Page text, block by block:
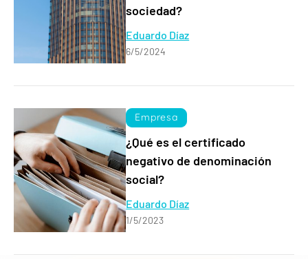
sociedad?
Eduardo Díaz
6/5/2024
Empresa
¿Qué es el certificado
negativo de denominación
social?
Eduardo Díaz
1/5/2023